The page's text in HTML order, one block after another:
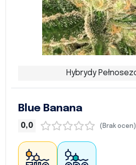
Hybrydy
Blue Banana
0,0 (Brak ocen)